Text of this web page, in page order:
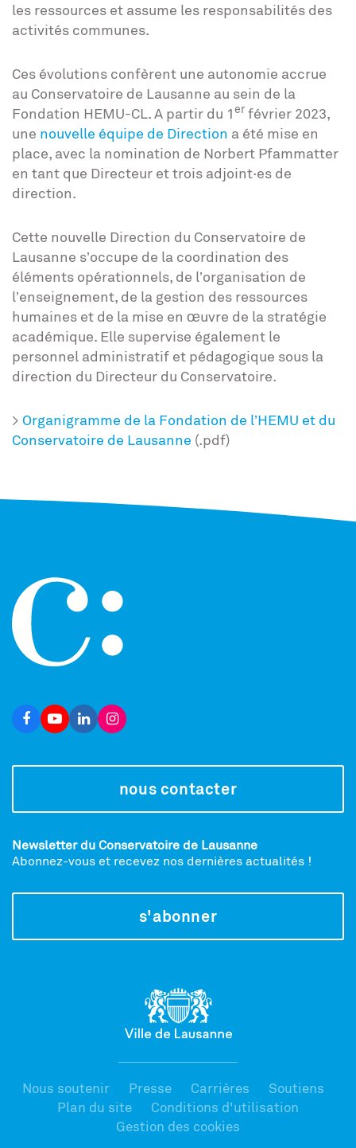
les ressources et assume les responsabilités des
activités communes.
Ces évolutions confèrent une autonomie accrue
au Conservatoire de Lausanne au sein de la
Fondation HEMU-CL. A partir du 1er février 2023,
une nouvelle équipe de Direction a été mise en
place, avec la nomination de Norbert Pfammatter
en tant que Directeur et trois adjoint·es de
direction.
Cette nouvelle Direction du Conservatoire de
Lausanne s’occupe de la coordination des
éléments opérationnels, de l’organisation de
l’enseignement, de la gestion des ressources
humaines et de la mise en œuvre de la stratégie
académique. Elle supervise également le
personnel administratif et pédagogique sous la
direction du Directeur du Conservatoire.
> Organigramme de la Fondation de l’HEMU et du
Conservatoire de Lausanne (.pdf)
nous contacter
Newsletter du Conservatoire de Lausanne
Abonnez-vous et recevez nos dernières actualités !
s'abonner
Nous soutenir Presse Carrières
Soutiens
Plan du site
Conditions d'utilisation
Gestion des cookies